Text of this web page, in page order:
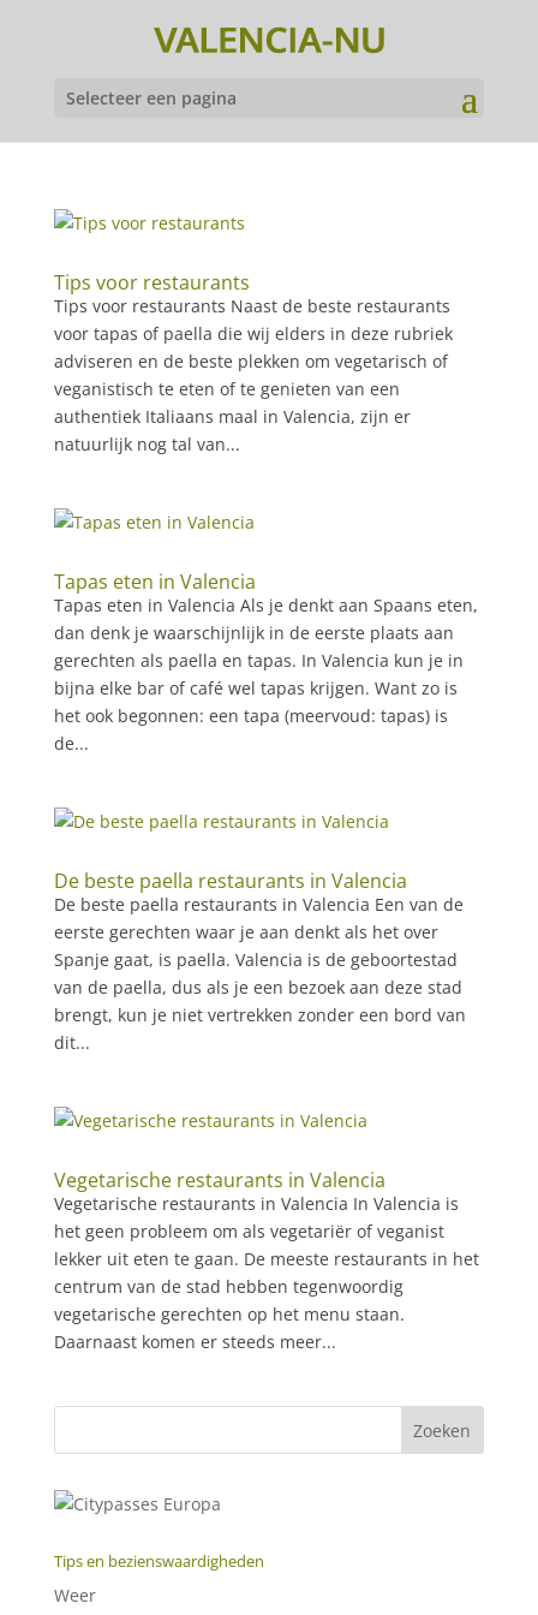
Selecteer een pagina
Tips voor restaurants
Tips voor restaurants Naast de beste restaurants
voor tapas of paella die wij elders in deze rubriek
adviseren en de beste plekken om vegetarisch of
veganistisch te eten of te genieten van een
authentiek Italiaans maal in Valencia, zijn er
natuurlijk nog tal van...
Tapas eten in Valencia
Tapas eten in Valencia Als je denkt aan Spaans eten,
dan denk je waarschijnlijk in de eerste plaats aan
gerechten als paella en tapas. In Valencia kun je in
bijna elke bar of café wel tapas krijgen. Want zo is
het ook begonnen: een tapa (meervoud: tapas) is
de...
De beste paella restaurants in Valencia
De beste paella restaurants in Valencia Een van de
eerste gerechten waar je aan denkt als het over
Spanje gaat, is paella. Valencia is de geboortestad
van de paella, dus als je een bezoek aan deze stad
brengt, kun je niet vertrekken zonder een bord van
dit...
Vegetarische restaurants in Valencia
Vegetarische restaurants in Valencia In Valencia is
het geen probleem om als vegetariër of veganist
lekker uit eten te gaan. De meeste restaurants in het
centrum van de stad hebben tegenwoordig
vegetarische gerechten op het menu staan.
Daarnaast komen er steeds meer...
Tips en bezienswaardigheden
Weer